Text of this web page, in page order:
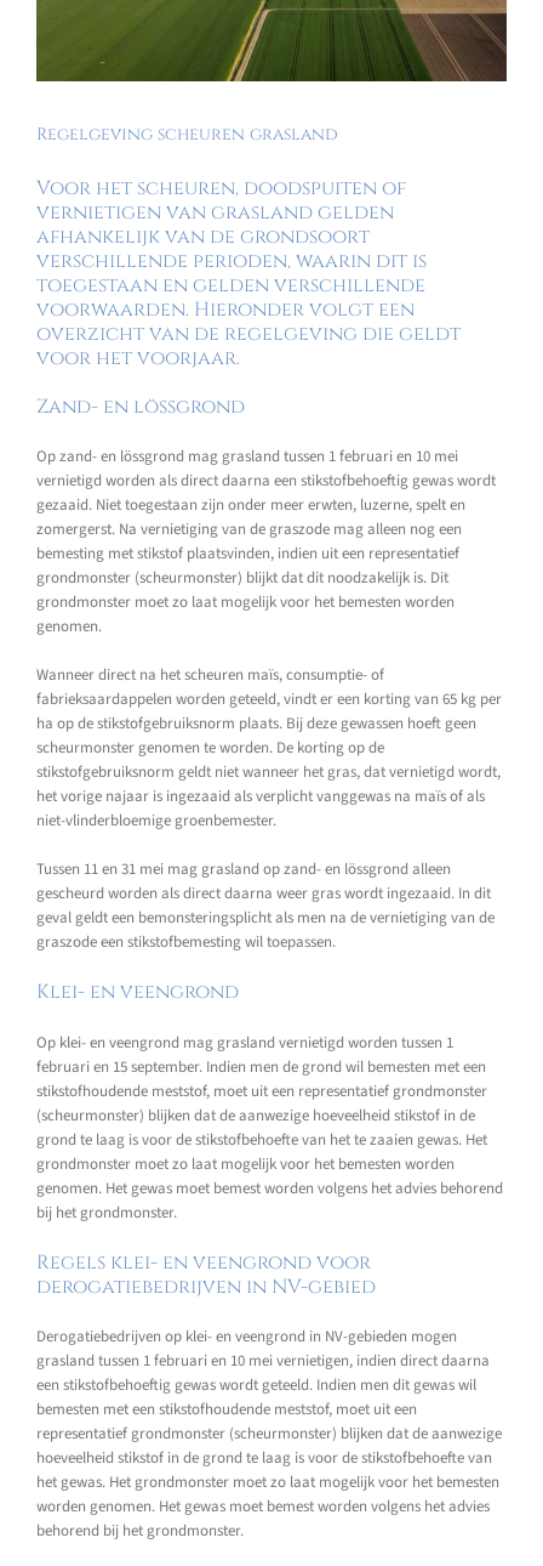
Regelgeving scheuren grasland
Voor het scheuren, doodspuiten of
vernietigen van grasland gelden
afhankelijk van de grondsoort
verschillende perioden, waarin dit is
toegestaan en gelden verschillende
voorwaarden. Hieronder volgt een
overzicht van de regelgeving die geldt
voor het voorjaar.
Zand- en lössgrond
Op zand- en lössgrond mag grasland tussen 1 februari en 10 mei
vernietigd worden als direct daarna een stikstofbehoeftig gewas wordt
gezaaid. Niet toegestaan zijn onder meer erwten, luzerne, spelt en
zomergerst. Na vernietiging van de graszode mag alleen nog een
bemesting met stikstof plaatsvinden, indien uit een representatief
grondmonster (scheurmonster) blijkt dat dit noodzakelijk is. Dit
grondmonster moet zo laat mogelijk voor het bemesten worden
genomen.
Wanneer direct na het scheuren maïs, consumptie- of
fabrieksaardappelen worden geteeld, vindt er een korting van 65 kg per
ha op de stikstofgebruiksnorm plaats. Bij deze gewassen hoeft geen
scheurmonster genomen te worden. De korting op de
stikstofgebruiksnorm geldt niet wanneer het gras, dat vernietigd wordt,
het vorige najaar is ingezaaid als verplicht vanggewas na maïs of als
niet-vlinderbloemige groenbemester.
Tussen 11 en 31 mei mag grasland op zand- en lössgrond alleen
gescheurd worden als direct daarna weer gras wordt ingezaaid. In dit
geval geldt een bemonsteringsplicht als men na de vernietiging van de
graszode een stikstofbemesting wil toepassen.
Klei- en veengrond
Op klei- en veengrond mag grasland vernietigd worden tussen 1
februari en 15 september. Indien men de grond wil bemesten met een
stikstofhoudende meststof, moet uit een representatief grondmonster
(scheurmonster) blijken dat de aanwezige hoeveelheid stikstof in de
grond te laag is voor de stikstofbehoefte van het te zaaien gewas. Het
grondmonster moet zo laat mogelijk voor het bemesten worden
genomen. Het gewas moet bemest worden volgens het advies behorend
bij het grondmonster.
Regels klei- en veengrond voor
derogatiebedrijven in NV-gebied
Derogatiebedrijven op klei- en veengrond in NV-gebieden mogen
grasland tussen 1 februari en 10 mei vernietigen, indien direct daarna
een stikstofbehoeftig gewas wordt geteeld. Indien men dit gewas wil
bemesten met een stikstofhoudende meststof, moet uit een
representatief grondmonster (scheurmonster) blijken dat de aanwezige
hoeveelheid stikstof in de grond te laag is voor de stikstofbehoefte van
het gewas. Het grondmonster moet zo laat mogelijk voor het bemesten
worden genomen. Het gewas moet bemest worden volgens het advies
behorend bij het grondmonster.